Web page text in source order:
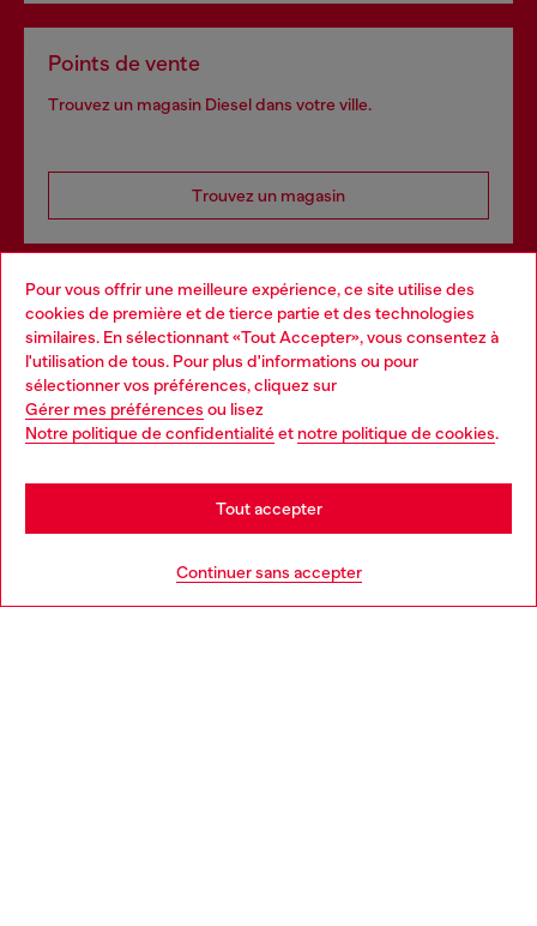
Pour vous offrir une meilleure expérience, ce site utilise des
cookies de première et de tierce partie et des technologies
similaires. En sélectionnant «Tout Accepter», vous consentez à
l'utilisation de tous. Pour plus d'informations ou pour
sélectionner vos préférences, cliquez sur
Gérer mes préférences ou lisez
Notre politique de confidentialitéet notre politique de cookies.
Continuer sans accepter
Tout accepter
Points de vente
Trouvez un magasin Diesel dans votre ville.
Trouvez un magasin
Services omnicanaux
Découvrez tous nos services, en ligne et en magasin.
En savoir plus
Choose your location
You are currently browsing Belgique website, but it seems you
may be based in United States